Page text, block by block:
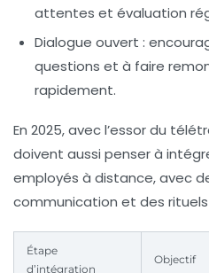
attentes et évaluation
Dialogue ouvert :
questions et à faire
rapidement.
En 2025, avec l’essor du
doivent aussi penser à
employés à distance, avec
communication et des
Étape
d’intégration
Objectif